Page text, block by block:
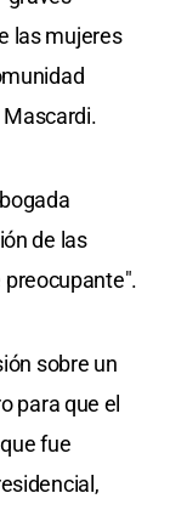
las mujeres
de las
sobre un
para que el
fue